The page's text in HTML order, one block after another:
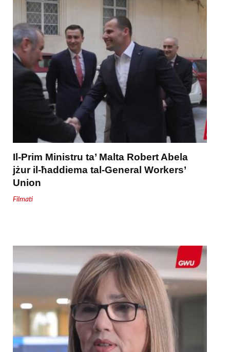
Il-Prim Ministru ta’ Malta Robert Abela
jżur il-ħaddiema tal-General Workers’
Union
Filmati